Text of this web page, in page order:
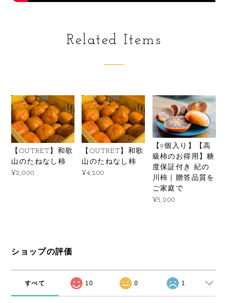
Related Items
【OUTRET】和歌
山のたねなし柿
¥2,000
【OUTRET】和歌
山のたねなし柿
¥4,200
【9個入り】【高
級柿のお得用】糖
度保証付き 紀の
川柿｜贈答品質を
ご家庭で
¥5,200
ショップの評価
すべて 10 0 1